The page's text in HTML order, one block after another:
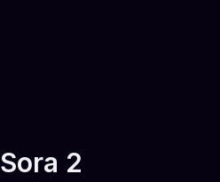
Sora 2